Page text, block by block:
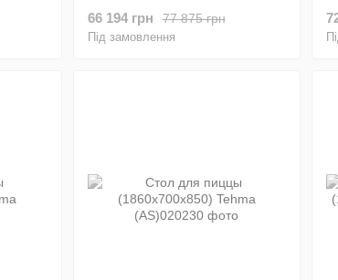
77 875 грн
66 194 грн
Під замовлення